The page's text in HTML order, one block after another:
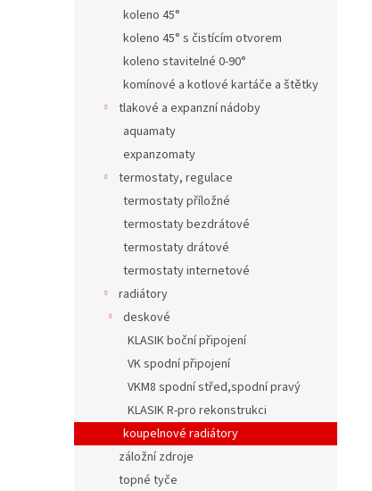
koleno 45°
koleno 45° s čistícím otvorem
koleno stavitelné 0-90°
komínové a kotlové kartáče a štětky
tlakové a expanzní nádoby
aquamaty
expanzomaty
termostaty, regulace
termostaty příložné
termostaty bezdrátové
termostaty drátové
termostaty internetové
radiátory
deskové
KLASIK boční připojení
VK spodní připojení
VKM8 spodní střed,spodní pravý
KLASIK R-pro rekonstrukci
koupelnové radiátory
záložní zdroje
topné tyče